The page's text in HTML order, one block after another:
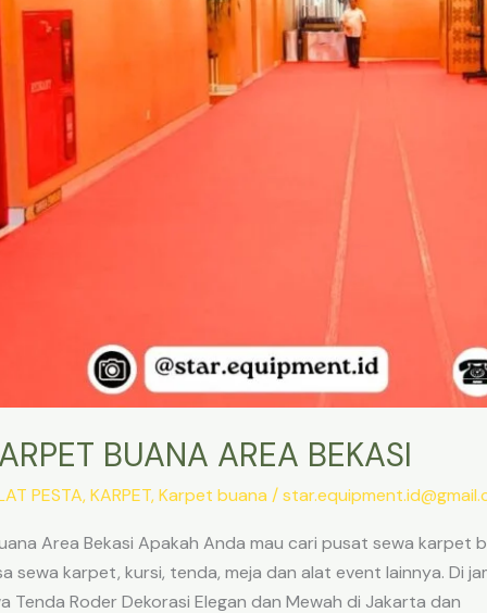
BUANA AREA BEKASI
PESTA,KARPET,Karpet buana /
Area Bekasi Apakah Anda mau cari pusat sewa karpet
sewa karpet, kursi, tenda, meja dan alat event lainnya. Di
Tenda Roder Dekorasi Elegan dan Mewah di Jakarta dan